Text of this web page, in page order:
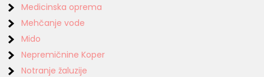
Medicinska oprema
Mehčanje vode
Mido
Nepremičnine Koper
Notranje žaluzije